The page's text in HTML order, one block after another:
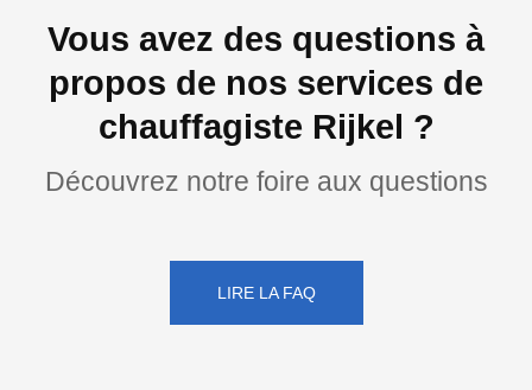
Vous avez des questions à
propos de nos services de
chauffagiste Rijkel ?
Découvrez notre foire aux questions
LIRE LA FAQ